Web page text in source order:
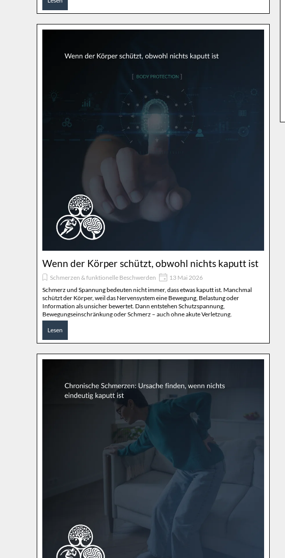
Wenn der Körper schützt, obwohl nichts kaputt ist
Schmerzen & funktionelle Beschwerden
13 Mai 2026
Schmerz und Spannung bedeuten nicht immer, dass etwas kaputt ist. Manchmal
schützt der Körper, weil das Nervensystem eine Bewegung, Belastung oder
Information als unsicher bewertet. Dann entstehen Schutzspannung,
Bewegungseinschränkung oder Schmerz – auch ohne akute Verletzung.
Lesen